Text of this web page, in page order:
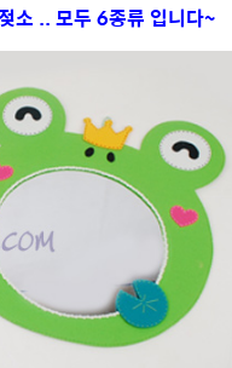
소 .. 모두 6종류 입니다~